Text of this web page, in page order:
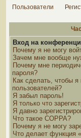
Пользователи
Вход на
Почему я не могу
Зачем мне вообще
Почему мне
пароля?
Как сделать, чтобы я
пользователей?
Я забыл пароль!
Я только что
Я давно
Что такое COPPA?
Почему я не могу
Что делает функция